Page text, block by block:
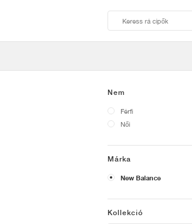
Nem
Férfi
Női
Márka
New Balance
Kollekció